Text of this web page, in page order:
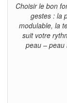
Choisir le bon
gestes : la
modulable, la
suit votre
peau – peau